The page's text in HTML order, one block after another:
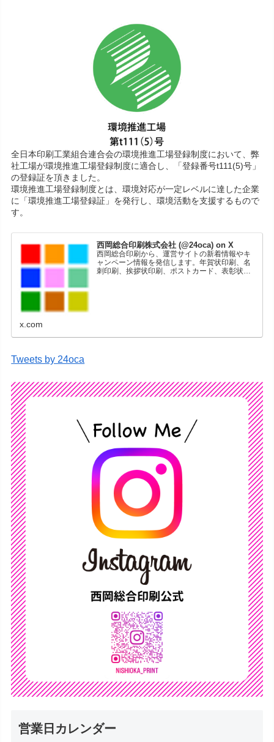
全日本印刷工業組合連合会の環境推進工場登録制度において、弊
社工場が環境推進工場登録制度に適合し、「登録番号t111(5)号」
の登録証を頂きました。
環境推進工場登録制度とは、環境対応が一定レベルに達した企業
に「環境推進工場登録証」を発行し、環境活動を支援するもので
す。
西岡総合印刷株式会社 (@24oca) on X
西岡総合印刷から、運営サイトの新着情報やキ
ャンペーン情報を発信します。年賀状印刷、名
刺印刷、挨拶状印刷、ポストカード、表彰状印
x.com
Tweets by 24oca
営業日カレンダー